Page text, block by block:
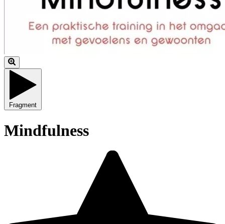
Fragment
Mindfulness